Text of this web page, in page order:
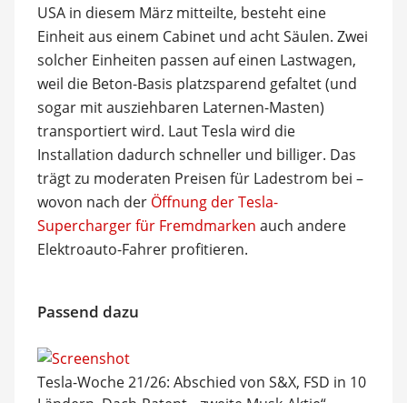
USA in diesem März mitteilte, besteht eine
Einheit aus einem Cabinet und acht Säulen. Zwei
solcher Einheiten passen auf einen Lastwagen,
weil die Beton-Basis platzsparend gefaltet (und
sogar mit ausziehbaren Laternen-Masten)
transportiert wird. Laut Tesla wird die
Installation dadurch schneller und billiger. Das
trägt zu moderaten Preisen für Ladestrom bei –
wovon nach der Öffnung der Tesla-
Supercharger für Fremdmarken auch andere
Elektroauto-Fahrer profitieren.
Passend dazu
Tesla-Woche 21/26: Abschied von S&X, FSD in 10